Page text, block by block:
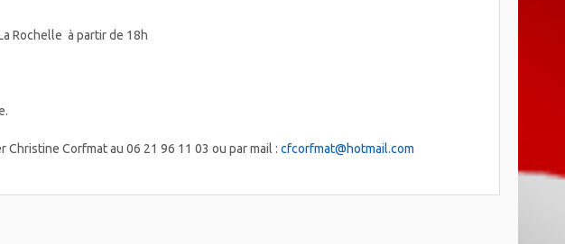
Rochelle à partir de 18h
Corfmat au 06 21 96 11 03 ou par mail :cfcorfmat@hotmail.com